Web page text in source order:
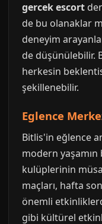
gercek escort
de bu olanaklar
deneyim
de düşünülebilir.
herkesin
şekillenebilir.
Eglence
Bitlis'in eğlence
modern
kulüplerinin
maçları, hafta
önemli
gibi kültürel